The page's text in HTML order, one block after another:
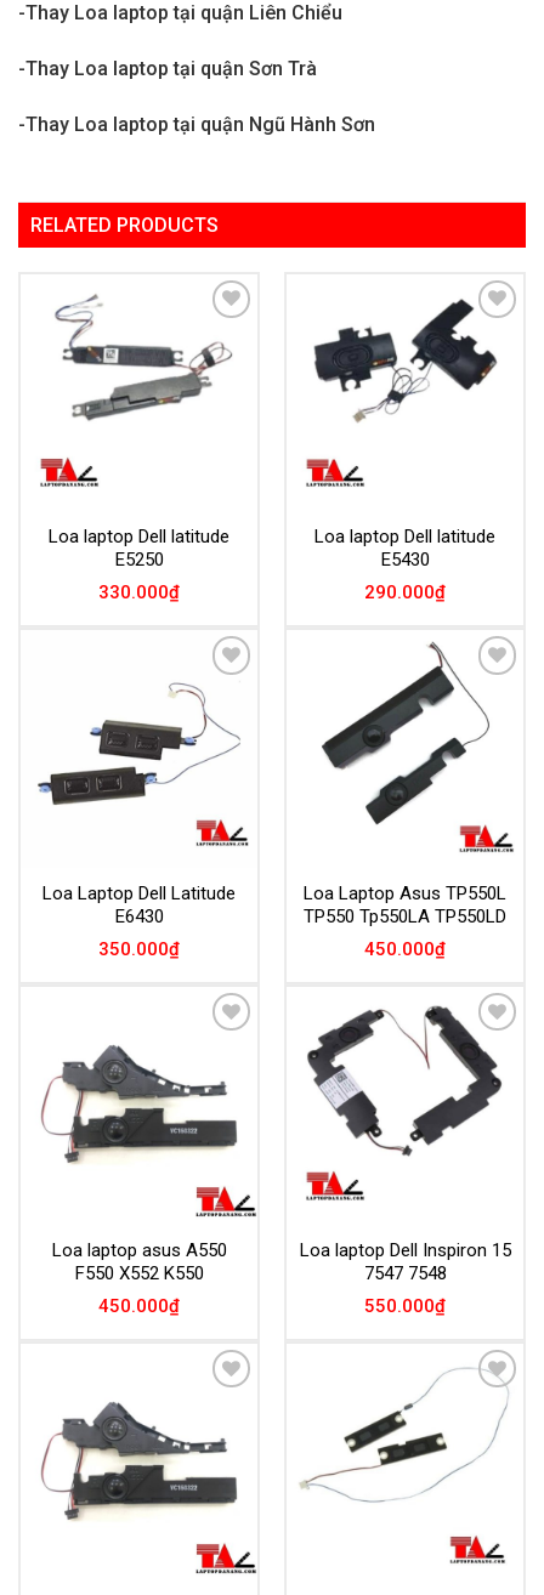
-Thay Loa laptop tại quận Liên Chiểu
-Thay Loa laptop tại quận Sơn Trà
-Thay Loa laptop tại quận Ngũ Hành Sơn
RELATED PRODUCTS
Wishlist
Loa laptop Dell latitude
E5250
330.000₫
Add to
Wishlist
Loa laptop Dell latitude
E5430
290.000₫
Add to
Wishlist
Loa Laptop Dell Latitude
E6430
350.000₫
Add to
Wishlist
Loa Laptop Asus TP550L
TP550 Tp550LA TP550LD
450.000₫
Loa laptop asus A550
F550 X552 K550
450.000₫
Add to
Wishlist
Loa laptop Dell Inspiron 15
7547 7548
550.000₫
Add to
Wishlist